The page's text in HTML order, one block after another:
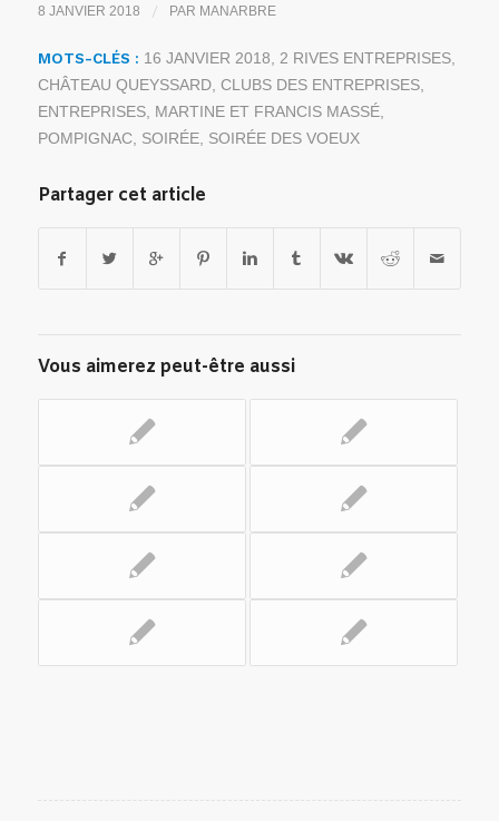
8 JANVIER 2018 / PAR MANARBRE
MOTS-CLÉS : 16 JANVIER 2018 2 RIVES ENTREPRISES,
CHÂTEAU QUEYSSARD, CLUBS DES ENTREPRISES,
ENTREPRISES, MARTINE ET FRANCIS MASSÉ,
POMPIGNAC, SOIRÉE, SOIRÉE DES VOEUX
Partager cet article
Vous aimerez peut-être aussi